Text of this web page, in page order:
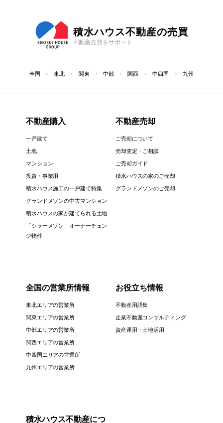
積水ハウス不動産の売買
不動産売買をサポート
全国 東北 関東 中部 関西 中四国 九州
不動産購入
一戸建て
土地
マンション
投資・事業用
積水ハウス施工の一戸建て特集
グランドメゾンの中古マンション
積水ハウスの家が建てられる土地
「シャーメゾン」オーナーチェン
ジ物件
不動産売却
ご売却について
売却査定・ご相談
ご売却ガイド
積水ハウスの家のご売却
グランドメゾンのご売却
全国の営業所情報
東北エリアの営業所
関東エリアの営業所
中部エリアの営業所
関西エリアの営業所
中四国エリアの営業所
九州エリアの営業所
お役立ち情報
不動産用語集
企業不動産コンサルティング
資産運用・土地活用
積水ハウス不動産につ